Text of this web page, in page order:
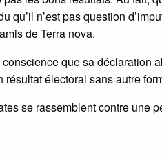
qu’il n’est pas question
de Terra nova.
que sa déclaration
électoral sans autre
se rassemblent contre une